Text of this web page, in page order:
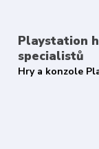
Playstation
specialistů
Hry a konzole